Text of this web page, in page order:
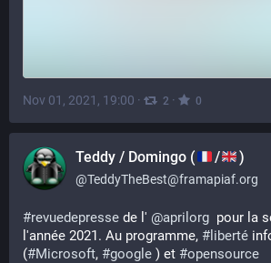
Nov 01, 2021, 19:00 · 2 · 0
Teddy / Domingo ( / )
@TeddyTheBest@framapiaf.org
#revuedepresse de l' @aprilorg
pour la
l'année 2021. Au programme, # liberté
(#Microsoft, #google ) et #opensource